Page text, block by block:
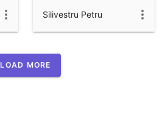
Silivestru Petru
LOAD MORE